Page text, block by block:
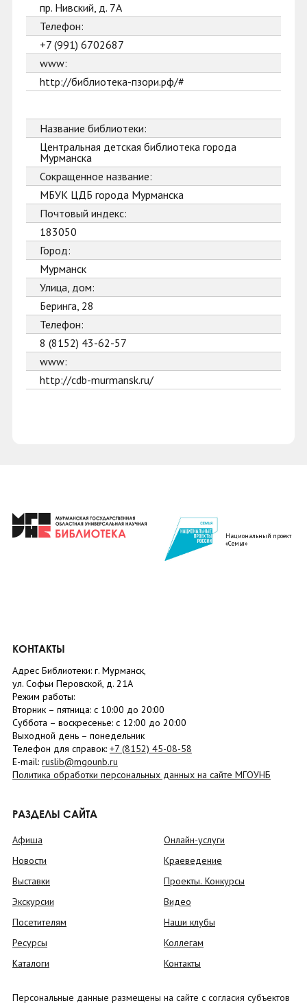
пр. Нивский, д. 7А
Телефон:
+7 (991) 6702687
www:
http://библиотека-пзори.рф/#
Название библиотеки:
Центральная детская библиотека города
Мурманска
Сокращенное название:
МБУК ЦДБ города Мурманска
Почтовый индекс:
183050
Город:
Мурманск
Улица, дом:
Беринга, 28
Телефон:
8 (8152) 43-62-57
www:
http://cdb-murmansk.ru/
Национальный проект
«Семья»
КОНТАКТЫ
Адрес Библиотеки: г. Мурманск,
ул. Софьи Перовской, д. 21А
Режим работы:
Вторник – пятница: с 10:00 до 20:00
Суббота – воскресенье: c 12:00 до 20:00
Выходной день – понедельник
Телефон для справок: +7 (8152) 45-08-58
E-mail: ruslib@mgounb.ru
Политика обработки персональных данных на сайте МГОУНБ
РАЗДЕЛЫ САЙТА
Афиша
Новости
Выставки
Экскурсии
Посетителям
Ресурсы
Каталоги
Онлайн-услуги
Краеведение
Проекты. Конкурсы
Видео
Наши клубы
Коллегам
Контакты
Персональные данные размещены на сайте с согласия субъектов